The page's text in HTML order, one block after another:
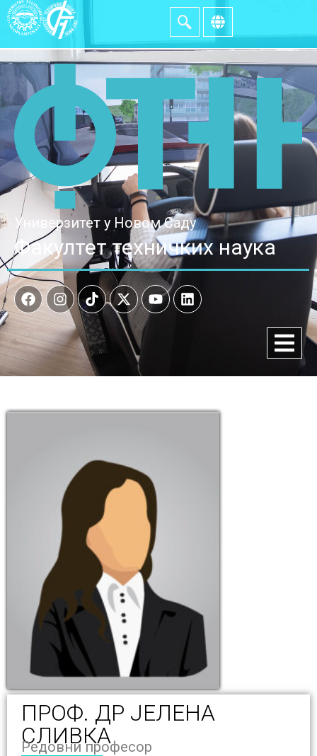
Универзитет у Новом Саду
Факултет техничких наука
ПРОФ. ДР ЈЕЛЕНА
СЛИВКА
Редовни професор